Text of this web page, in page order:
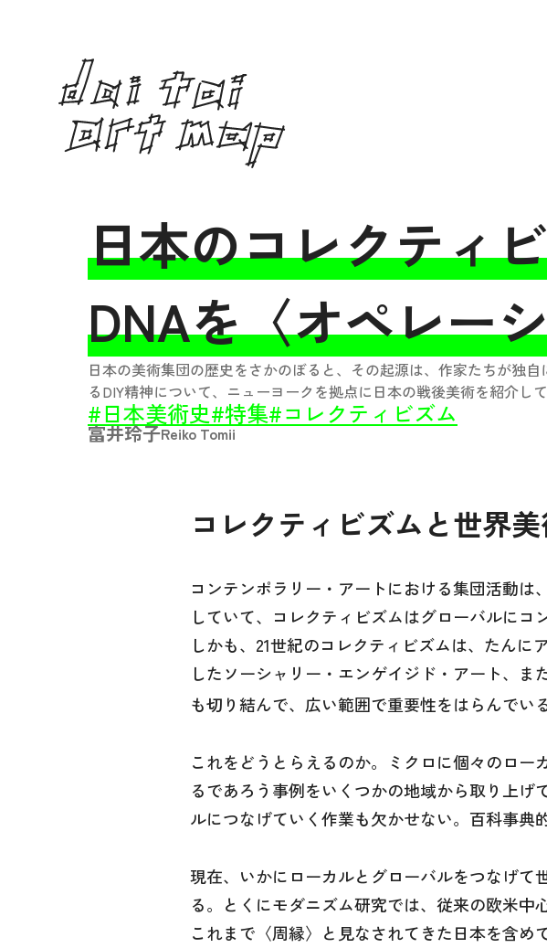
日本のコレクティ
DNAを〈オペレー
日本の美術集団の歴史をさかのぼると、その起源は、作家たちが独
るDIY精神について、ニューヨークを拠点に日本の戦後美術を紹介し
#日本美術史#特集#コレクティビズム
富井玲子Reiko Tomii
コレクティビズムと世界
コンテンポラリー・アートにおける集団活動
していて、コレクティビズムはグローバルにコ
しかも、21世紀のコレクティビズムは、たん
したソーシャリー・エンゲイジド・アート、
も切り結んで、広い範囲で重要性をはらんでい
これをどうとらえるのか。ミクロに個々のロ
るであろう事例をいくつかの地域から取り上
ルにつなげていく作業も欠かせない。百科事典
現在、いかにローカルとグローバルをつなげて
る。とくにモダニズム研究では、従来の欧米中
これまで〈周縁〉と見なされてきた日本を含